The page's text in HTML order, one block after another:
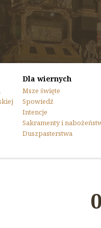
Dla wiernych
Msze święte
Spowiedź
Intencje
Sakramenty i
Duszpasterstwa